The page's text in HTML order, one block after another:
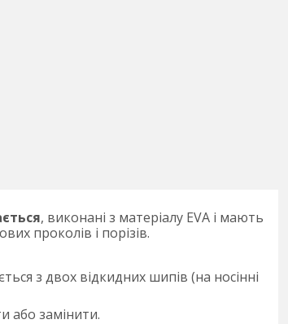
, виконані з матеріалу EVA і мають
проколів і порізів.
з двох відкидних шипів (на носінні
або замінити.